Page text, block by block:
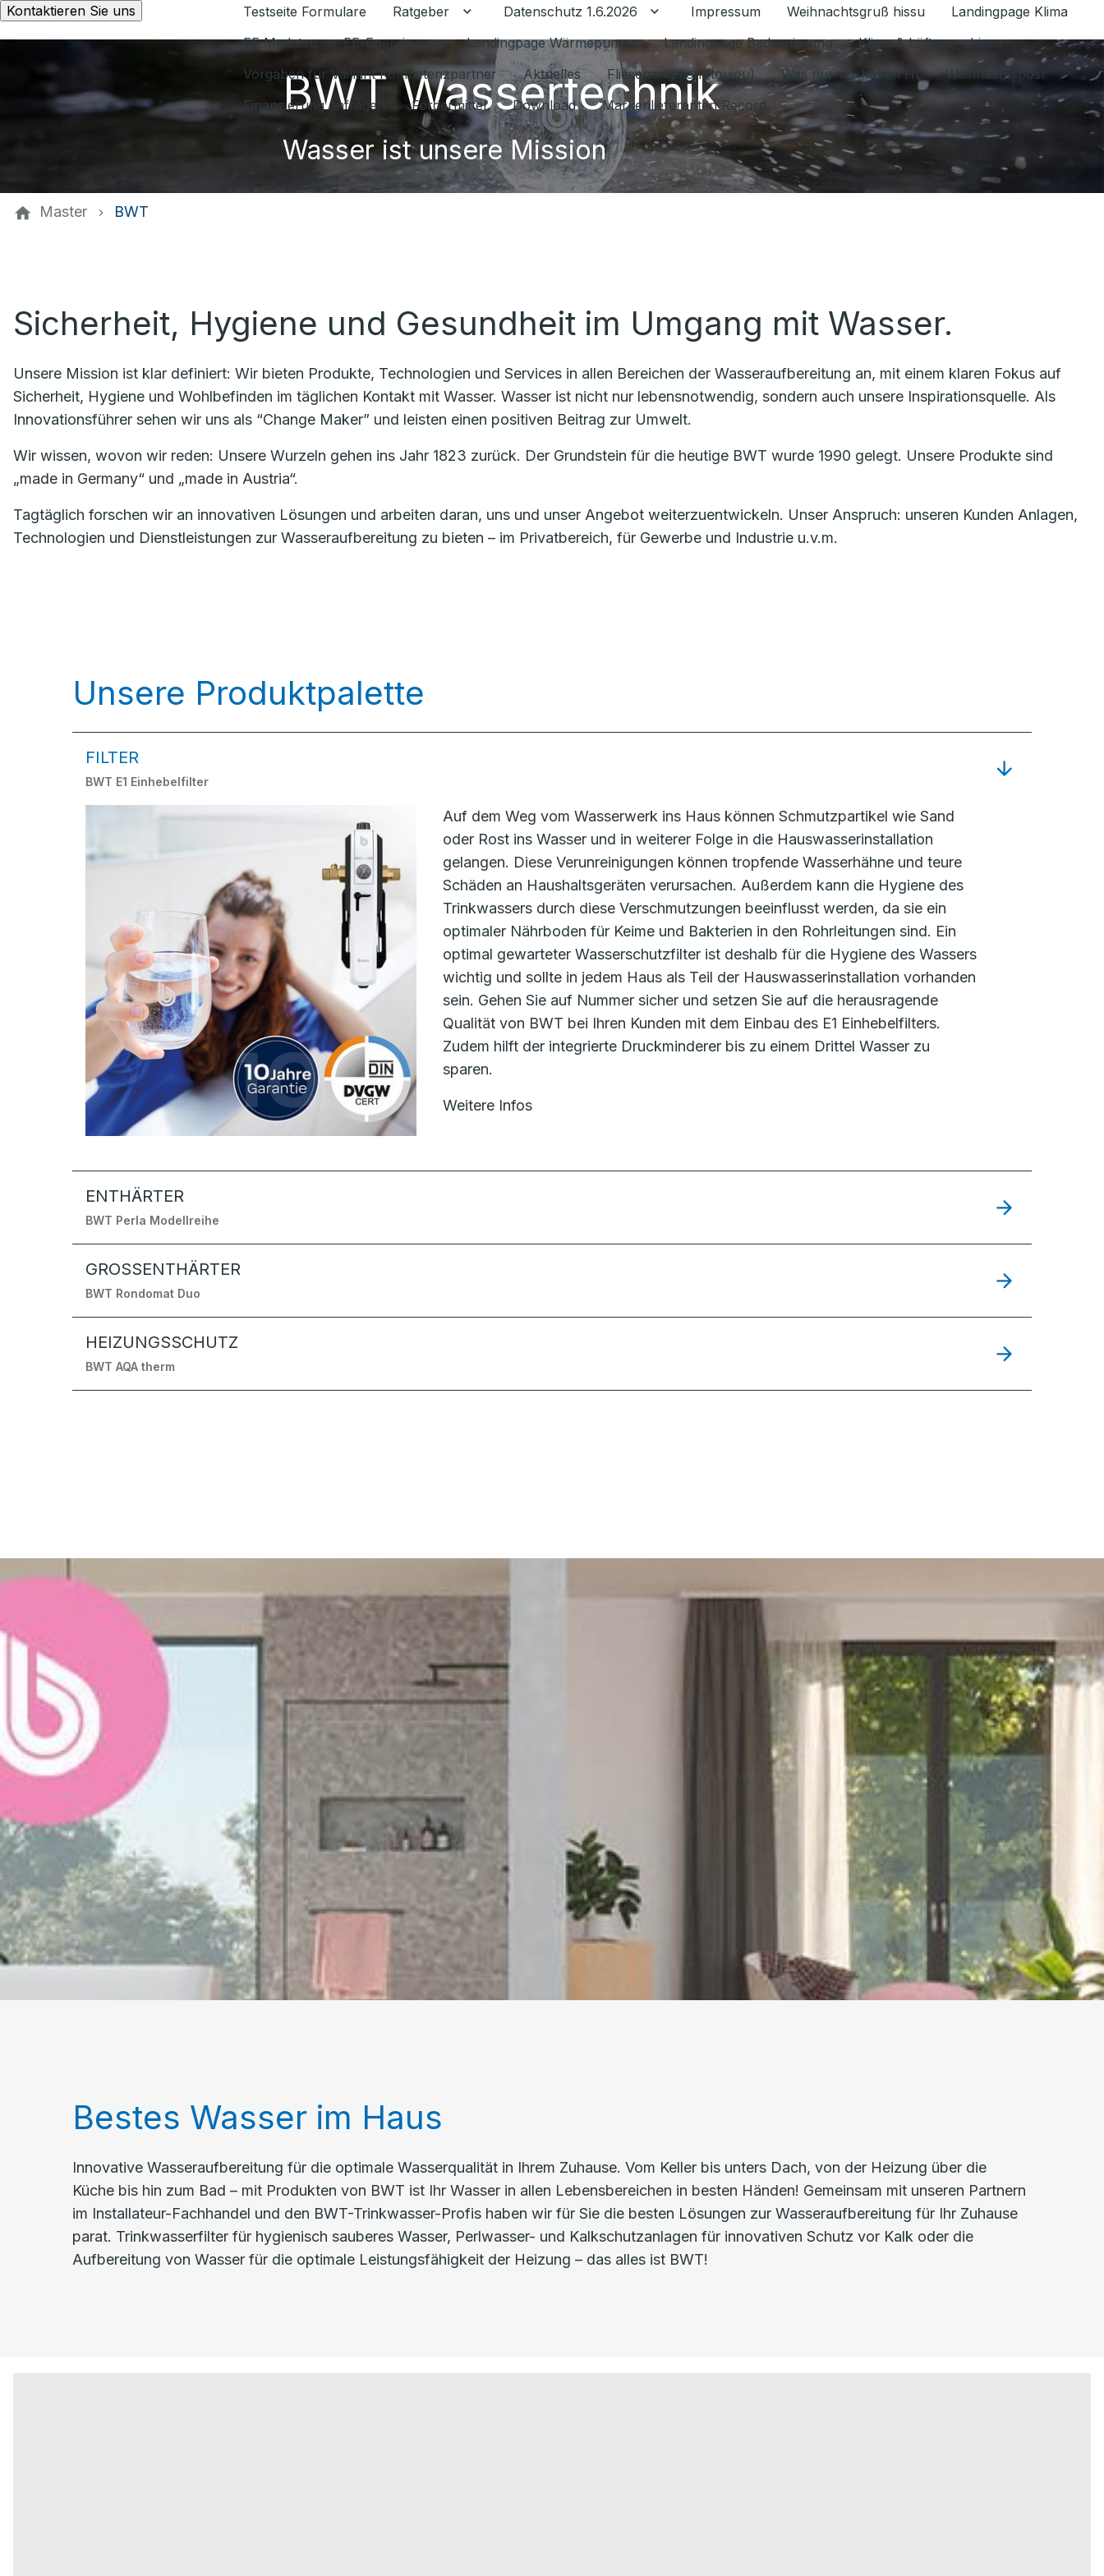
Kontaktieren Sie uns Testseite Formulare Ratgeber Untermenü für Ratgeber umschalten
Datenschutz 1.6.2026 Untermenü für Datenschutz 1.6.2026 umschalten
Impressum Weihnachtsgruß hissu
Landingpage Klima
EE Medatsu
EE-Energie neu Landingpage Wärmepumpe Landingpage Badsanierung
Klima & Lüftung - hissu
Vorgaben für Vaillant Kompetenzpartner
Aktuelles Fliesenarbeiten (toujou) Was nur wir haben HI
Weihnachtspost
Finanzierung anfragen
Fördermittel Download Markenlieferanten Record
BWT Wassertechnik
Wasser ist unsere Mission
Master BWT
Sicherheit, Hygiene und Gesundheit im Umgang mit Wasser.
Unsere Mission ist klar definiert: Wir bieten Produkte, Technologien und Services in allen Bereichen der Wasseraufbereitung an, mit einem klaren Fokus auf
Sicherheit, Hygiene und Wohlbefinden im täglichen Kontakt mit Wasser. Wasser ist nicht nur lebensnotwendig, sondern auch unsere Inspirationsquelle. Als
Innovationsführer sehen wir uns als “Change Maker” und leisten einen positiven Beitrag zur Umwelt.
Wir wissen, wovon wir reden: Unsere Wurzeln gehen ins Jahr 1823 zurück. Der Grundstein für die heutige BWT wurde 1990 gelegt. Unsere Produkte sind
„made in Germany“ und „made in Austria“.
Tagtäglich forschen wir an innovativen Lösungen und arbeiten daran, uns und unser Angebot weiterzuentwickeln. Unser Anspruch: unseren Kunden Anlagen,
Technologien und Dienstleistungen zur Wasseraufbereitung zu bieten – im Privatbereich, für Gewerbe und Industrie u.v.m.
Unsere Produktpalette
FILTER
BWT E1 Einhebelfilter
Auf dem Weg vom Wasserwerk ins Haus können Schmutzpartikel wie Sand
oder Rost ins Wasser und in weiterer Folge in die Hauswasserinstallation
gelangen. Diese Verunreinigungen können tropfende Wasserhähne und teure
Schäden an Haushaltsgeräten verursachen. Außerdem kann die Hygiene des
Trinkwassers durch diese Verschmutzungen beeinflusst werden, da sie ein
optimaler Nährboden für Keime und Bakterien in den Rohrleitungen sind. Ein
optimal gewarteter Wasserschutzfilter ist deshalb für die Hygiene des Wassers
wichtig und sollte in jedem Haus als Teil der Hauswasserinstallation vorhanden
sein. Gehen Sie auf Nummer sicher und setzen Sie auf die herausragende
Qualität von BWT bei Ihren Kunden mit dem Einbau des E1 Einhebelfilters.
Zudem hilft der integrierte Druckminderer bis zu einem Drittel Wasser zu
sparen.
Weitere Infos
ENTHÄRTER
BWT Perla Modellreihe
GROSSENTHÄRTER
BWT Rondomat Duo
HEIZUNGSSCHUTZ
BWT AQA therm
Bestes Wasser im Haus
Innovative Wasseraufbereitung für die optimale Wasserqualität in Ihrem Zuhause. Vom Keller bis unters Dach, von der Heizung über die
Küche bis hin zum Bad – mit Produkten von BWT ist Ihr Wasser in allen Lebensbereichen in besten Händen! Gemeinsam mit unseren Partnern
im Installateur-Fachhandel und den BWT-Trinkwasser-Profis haben wir für Sie die besten Lösungen zur Wasseraufbereitung für Ihr Zuhause
parat. Trinkwasserfilter für hygienisch sauberes Wasser, Perlwasser- und Kalkschutzanlagen für innovativen Schutz vor Kalk oder die
Aufbereitung von Wasser für die optimale Leistungsfähigkeit der Heizung – das alles ist BWT!